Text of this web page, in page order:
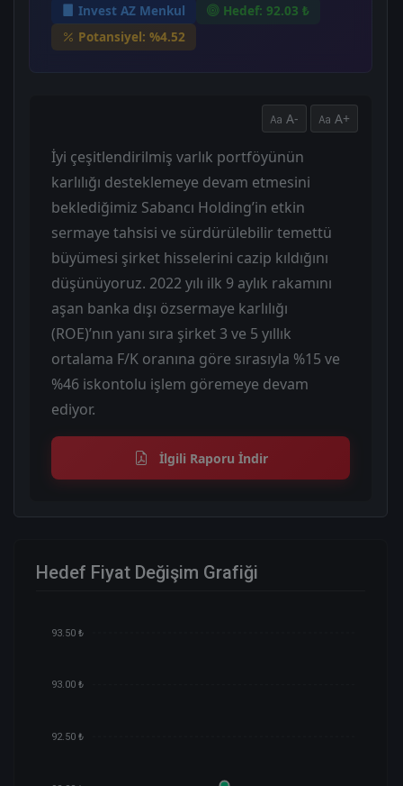
Invest AZ Menkul
Hedef: 92.03 ₺
Potansiyel: %4.52
A- A+
İyi çeşitlendirilmiş varlık portföyünün
karlılığı desteklemeye devam etmesini
beklediğimiz Sabancı Holding’in etkin
sermaye tahsisi ve sürdürülebilir temettü
büyümesi şirket hisselerini cazip kıldığını
düşünüyoruz. 2022 yılı ilk 9 aylık rakamını
aşan banka dışı özsermaye karlılığı
(ROE)’nın yanı sıra şirket 3 ve 5 yıllık
ortalama F/K oranına göre sırasıyla %15 ve
%46 iskontolu işlem göremeye devam
ediyor.
İlgili Raporu İndir
Hedef Fiyat Değişim Grafiği
93.50 ₺
93.00 ₺
92.50 ₺